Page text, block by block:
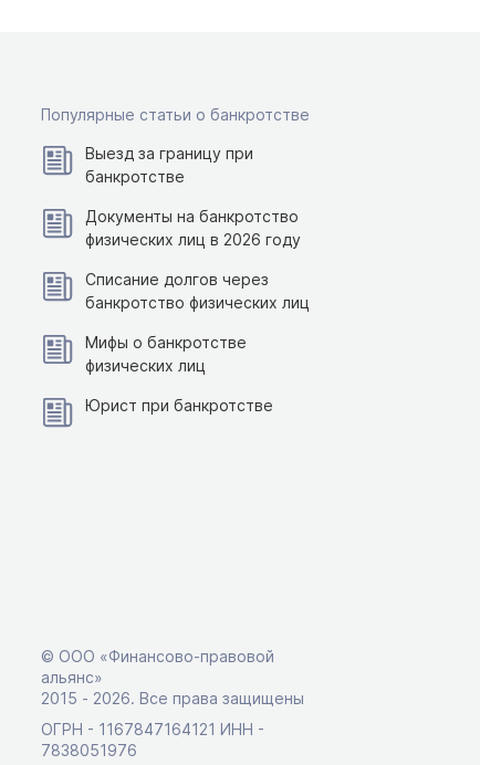
Популярные статьи о банкротстве
Выезд за границу при
банкротстве
Документы на банкротство
физических лиц в 2026 году
Списание долгов через
банкротство физических лиц
Мифы о банкротстве
физических лиц
Юрист при банкротстве
© ООО «Финансово-правовой
альянс»
2015 ‑ 2026. Все права защищены
ОГРН - 1167847164121 ИНН -
7838051976